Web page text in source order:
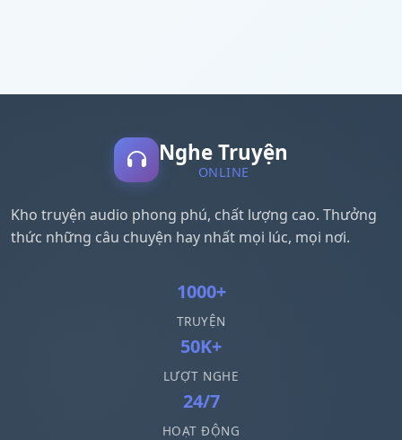
Nghe Truyện
ONLINE
Kho truyện audio phong phú, chất lượng cao. Thưởng
thức những câu chuyện hay nhất mọi lúc, mọi nơi.
1000+
TRUYỆN
50K+
LƯỢT NGHE
24/7
HOẠT ĐỘNG